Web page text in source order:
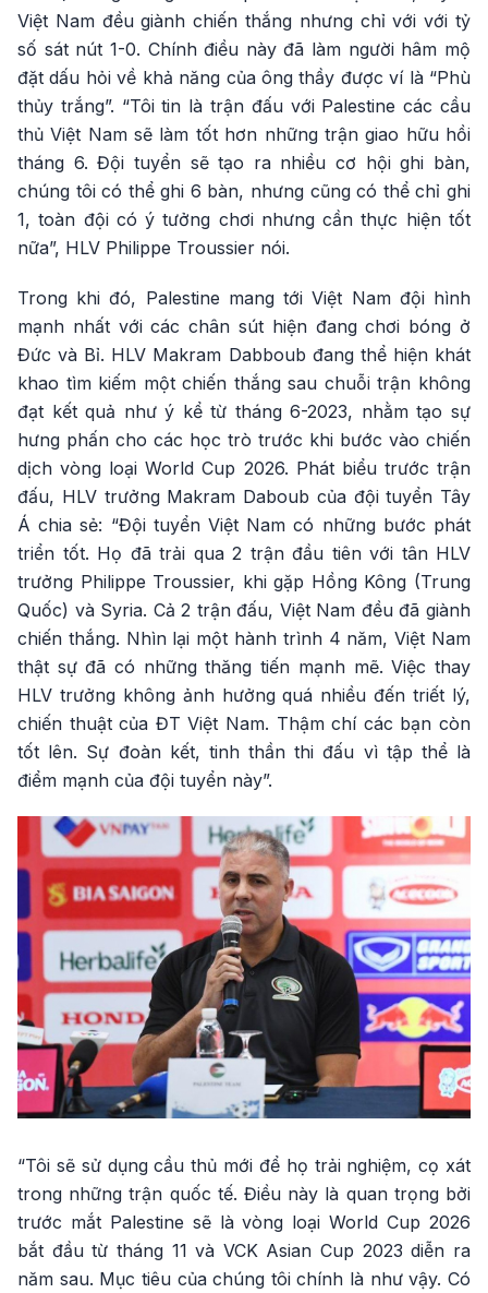
Việt Nam đều giành chiến thắng nhưng chỉ với với tỷ
số sát nút 1-0. Chính điều này đã làm người hâm mộ
đặt dấu hỏi về khả năng của ông thầy được ví là “Phù
thủy trắng”. “Tôi tin là trận đấu với Palestine các cầu
thủ Việt Nam sẽ làm tốt hơn những trận giao hữu hồi
tháng 6. Đội tuyển sẽ tạo ra nhiều cơ hội ghi bàn,
chúng tôi có thể ghi 6 bàn, nhưng cũng có thể chỉ ghi
1, toàn đội có ý tưởng chơi nhưng cần thực hiện tốt
nữa”, HLV Philippe Troussier nói.
Trong khi đó, Palestine mang tới Việt Nam đội hình
mạnh nhất với các chân sút hiện đang chơi bóng ở
Đức và Bỉ. HLV Makram Dabboub đang thể hiện khát
khao tìm kiếm một chiến thắng sau chuỗi trận không
đạt kết quả như ý kể từ tháng 6-2023, nhằm tạo sự
hưng phấn cho các học trò trước khi bước vào chiến
dịch vòng loại World Cup 2026. Phát biểu trước trận
đấu, HLV trưởng Makram Daboub của đội tuyển Tây
Á chia sẻ: “Đội tuyển Việt Nam có những bước phát
triển tốt. Họ đã trải qua 2 trận đầu tiên với tân HLV
trưởng Philippe Troussier, khi gặp Hồng Kông (Trung
Quốc) và Syria. Cả 2 trận đấu, Việt Nam đều đã giành
chiến thắng. Nhìn lại một hành trình 4 năm, Việt Nam
thật sự đã có những thăng tiến mạnh mẽ. Việc thay
HLV trưởng không ảnh hưởng quá nhiều đến triết lý,
chiến thuật của ĐT Việt Nam. Thậm chí các bạn còn
tốt lên. Sự đoàn kết, tinh thần thi đấu vì tập thể là
điểm mạnh của đội tuyển này”.
“Tôi sẽ sử dụng cầu thủ mới để họ trải nghiệm, cọ xát
trong những trận quốc tế. Điều này là quan trọng bởi
trước mắt Palestine sẽ là vòng loại World Cup 2026
bắt đầu từ tháng 11 và VCK Asian Cup 2023 diễn ra
năm sau. Mục tiêu của chúng tôi chính là như vậy. Có